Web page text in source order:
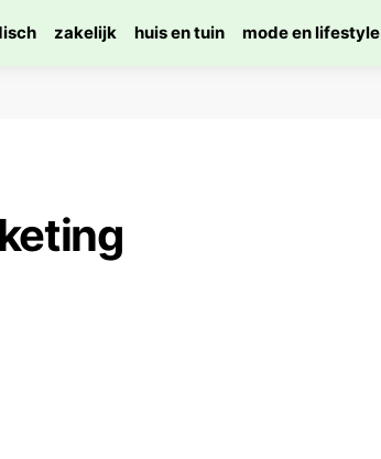
zakelijk huis en tuin mode en lifestyle